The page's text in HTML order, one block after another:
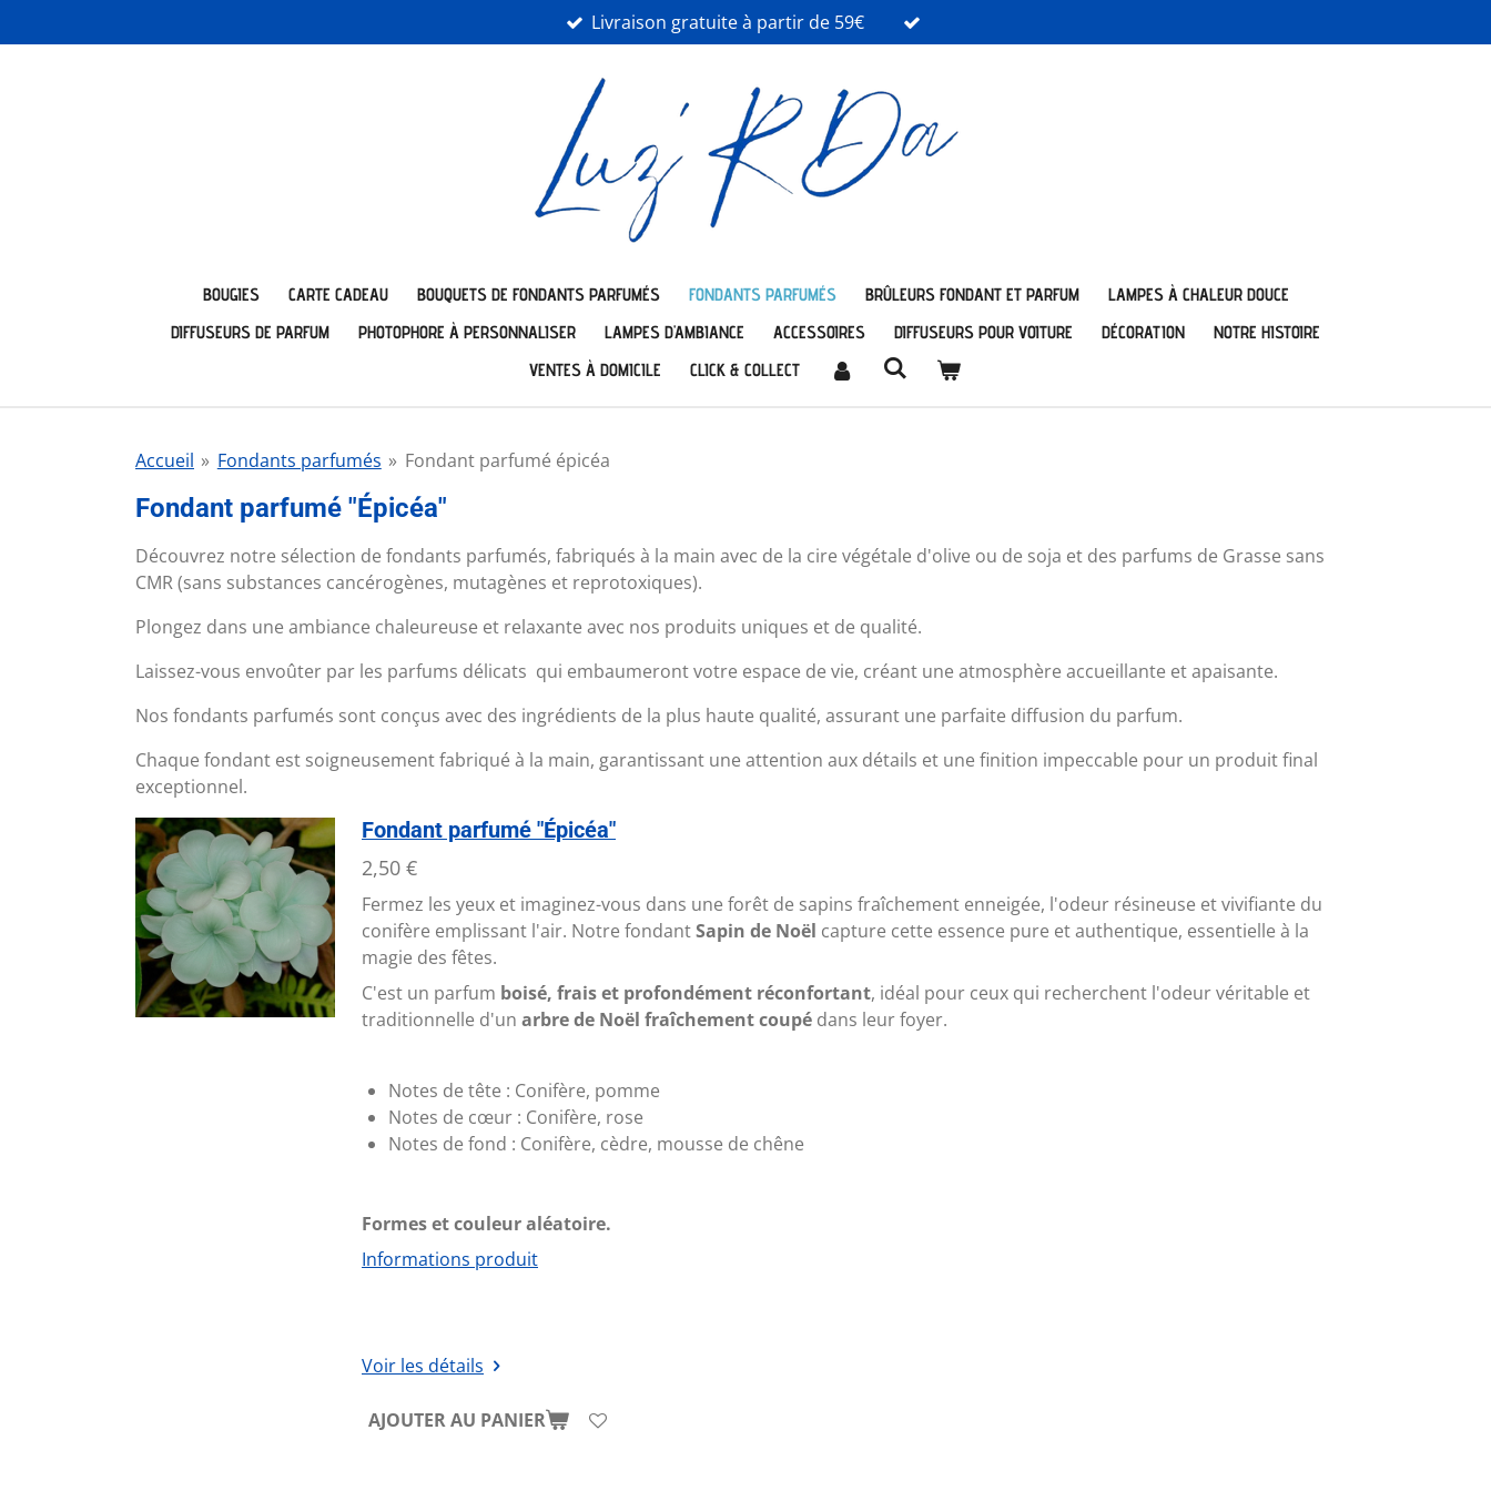
au
Livraison gratuite à partir de 59€
BOUGIES CARTE CADEAU BOUQUETS DE FONDANTS PARFUMÉS FONDANTS PARFUMÉS BRÛLEURS FONDANT ET PARFUM
LAMPES À CHALEUR DOUCE
DIFFUSEURS DE PARFUM
PHOTOPHORE À PERSONNALISER LAMPES D'AMBIANCE ACCESSOIRES DIFFUSEURS POUR VOITURE DÉCORATION
NOTRE HISTOIRE
VENTES À DOMICILE
CLICK & COLLECT
Accueil » Fondants parfumés » Fondant parfumé épicéa
Fondant parfumé "Épicéa"
Découvrez notre sélection de fondants parfumés, fabriqués à la main avec de la cire végétale d'olive ou de soja et des parfums de Grasse sans
CMR (sans substances cancérogènes, mutagènes et reprotoxiques).
Plongez dans une ambiance chaleureuse et relaxante avec nos produits uniques et de qualité.
Laissez-vous envoûter par les parfums délicats qui embaumeront votre espace de vie, créant une atmosphère accueillante et apaisante.
Nos fondants parfumés sont conçus avec des ingrédients de la plus haute qualité, assurant une parfaite diffusion du parfum.
Chaque fondant est soigneusement fabriqué à la main, garantissant une attention aux détails et une finition impeccable pour un produit final
exceptionnel.
Fondant parfumé "Épicéa"
2,50 €
Fermez les yeux et imaginez-vous dans une forêt de sapins fraîchement enneigée, l'odeur résineuse et vivifiante du
conifère emplissant l'air. Notre fondantSapin de Noël capture cette essence pure et authentique, essentielle à la
magie des fêtes.
C'est un parfum boisé, frais et profondément réconfortant, idéal pour ceux qui recherchent l'odeur véritable et
traditionnelle d'un arbre de Noël fraîchement coupé dans leur foyer.
Notes de tête : Conifère, pomme
Notes de cœur : Conifère, rose
Notes de fond : Conifère, cèdre, mousse de chêne
Formes et couleur aléatoire.
Informations produit
Voir les détails
AJOUTER AU PANIER